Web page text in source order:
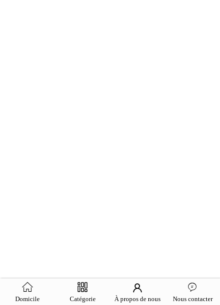
Domicile Catégorie À propos de nous Nous contacter